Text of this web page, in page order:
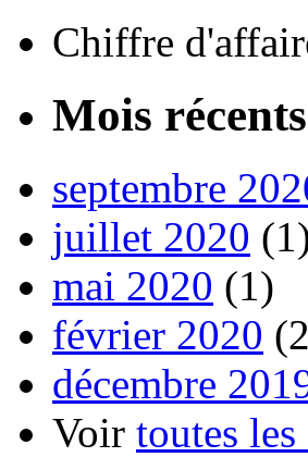
Chiffre
Mois récents
septembre
juillet 2020
mai 2020 (1)
février 2020
décembre
Voir toutes